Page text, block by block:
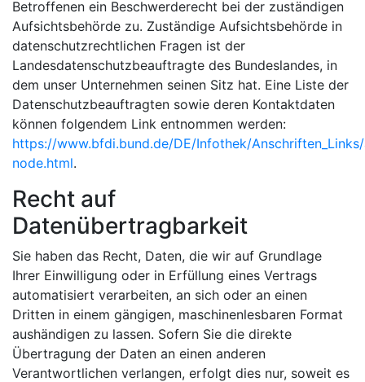
Betroffenen ein Beschwerderecht bei der zuständigen
Aufsichtsbehörde zu. Zuständige Aufsichtsbehörde in
datenschutzrechtlichen Fragen ist der
Landesdatenschutzbeauftragte des Bundeslandes, in
dem unser Unternehmen seinen Sitz hat. Eine Liste der
Datenschutzbeauftragten sowie deren Kontaktdaten
können folgendem Link entnommen werden:
https://www.bfdi.bund.de/DE/Infothek/
node.html.
Recht auf
Datenübertragbarkeit
Sie haben das Recht, Daten, die wir auf Grundlage
Ihrer Einwilligung oder in Erfüllung eines Vertrags
automatisiert verarbeiten, an sich oder an einen
Dritten in einem gängigen, maschinenlesbaren Format
aushändigen zu lassen. Sofern Sie die direkte
Übertragung der Daten an einen anderen
Verantwortlichen verlangen, erfolgt dies nur, soweit es